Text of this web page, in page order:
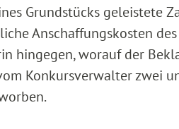
Grundstücks geleistete
Anschaffungskosten
hingegen, worauf der
Konkursverwalter zwei